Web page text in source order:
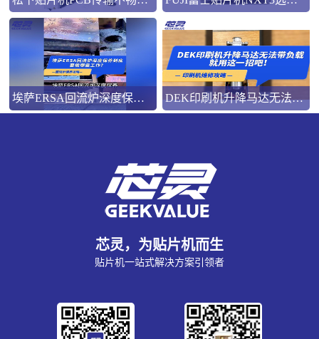
埃萨ERSA回流炉深度保养，到底要做哪些工作？ DEK印刷机升降马达无法带负载就用这一招吧！
芯灵，为贴片机而生
贴片机一站式解决方案引领者